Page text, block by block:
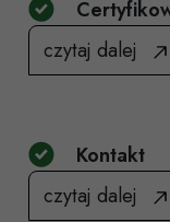
czytaj dalej
Kontakt
czytaj dalej